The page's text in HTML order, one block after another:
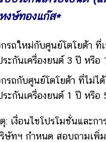
งษ์ทองแก๊ส*
รถใหม่กับศูนย์โตโยต้า ที่เ
ะกันเครื่องยนต์ 3 ปี หรือ
รถกับศูนย์โตโยต้า ที่ไม่ได้
ะกันเครื่องยนต์ 1 ปี หรือ
: เงื่อนไขโปรโมชั่นและก
ษัทฯ กำหนด สอบถามเพิ่